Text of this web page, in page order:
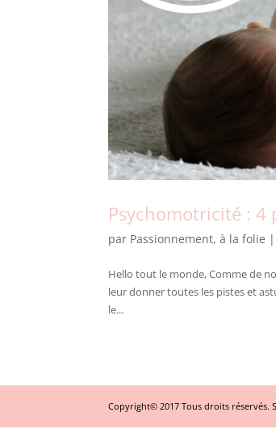
Psychomotricité : 4
par Passionnement, à la folie
Hello tout le monde, Comme de
leur donner toutes les pistes et
le...
Copyright© 2017 Tous droits réservés.